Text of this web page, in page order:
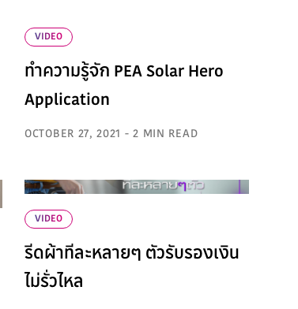
VIDEO
ทำความรู้จัก PEA Solar Hero
Application
OCTOBER 27, 2021 - 2 MIN READ
VIDEO
รีดผ้าทีละหลายๆ ตัวรับรองเงิน
ไม่รั่วไหล